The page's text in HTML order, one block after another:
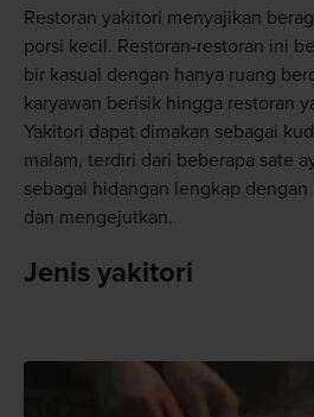
Restoran yakitori menyajikan
porsi kecil. Restoran-restoran ini
bir kasual dengan hanya ruang
karyawan berisik hingga restoran
Yakitori dapat dimakan sebagai
malam, terdiri dari beberapa sate
sebagai hidangan lengkap
dan mengejutkan.
Jenis yakitori